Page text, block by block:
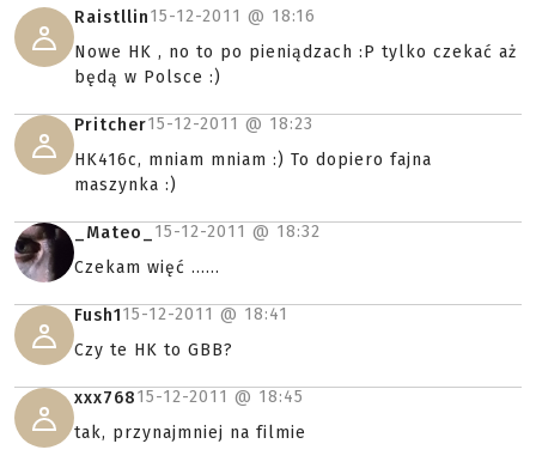
Raistllin15-12-2011 @ 18:16
Nowe HK , no to po pieniądzach :P tylko czekać aż
będą w Polsce :)
Pritcher15-12-2011 @ 18:23
HK416c, mniam mniam :) To dopiero fajna
maszynka :)
_Mateo_ 15-12-2011 @ 18:32
Czekam więć ......
Fush115-12-2011 @ 18:41
Czy te HK to GBB?
xxx76815-12-2011 @ 18:45
tak, przynajmniej na filmie